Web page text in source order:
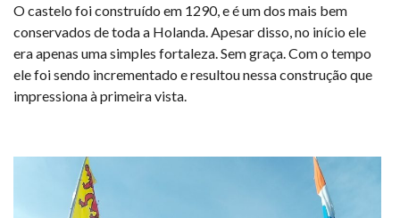
O castelo foi construído em 1290, e é um dos mais bem
conservados de toda a Holanda. Apesar disso, no início ele
era apenas uma simples fortaleza. Sem graça. Com o tempo
ele foi sendo incrementado e resultou nessa construção que
impressiona à primeira vista.